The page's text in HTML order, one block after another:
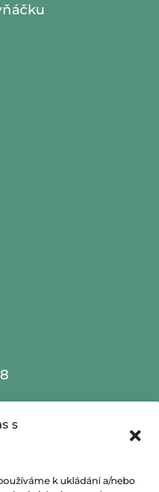
s
k ukládání a/nebo